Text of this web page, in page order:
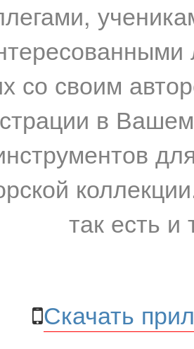
со своим
в
так есть и
Скачать